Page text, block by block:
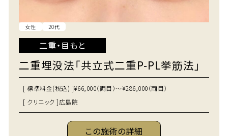
女性 20代
二重・目もと
二重埋没法「共立式二重P-PL挙筋法」
[ 標準料金(税込) ]¥66,000（両目）～¥286,000（両目）
[ クリニック ]広島院
この施術の詳細